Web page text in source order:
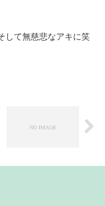
して無慈悲なアキに笑